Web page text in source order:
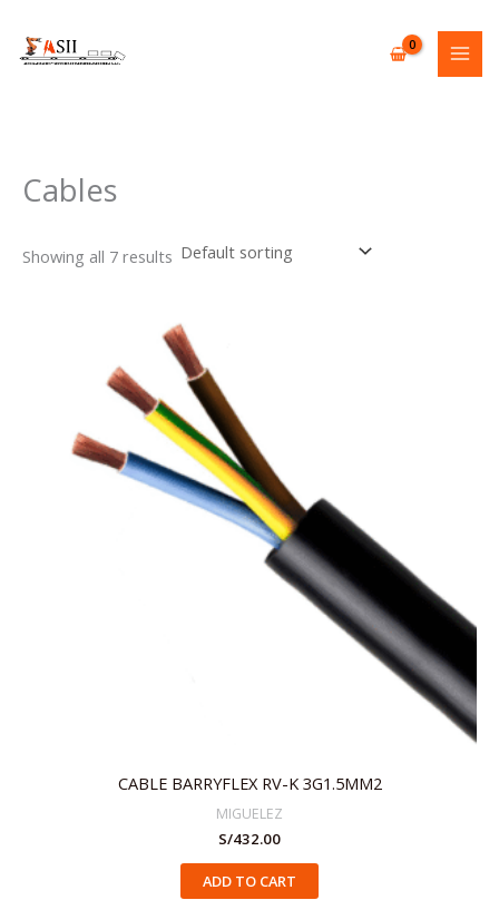
content
Cables
Showing all 7 results
CABLE BARRYFLEX RV-K 3G1.5MM2
MIGUELEZ
S/432.00
ADD TO CART